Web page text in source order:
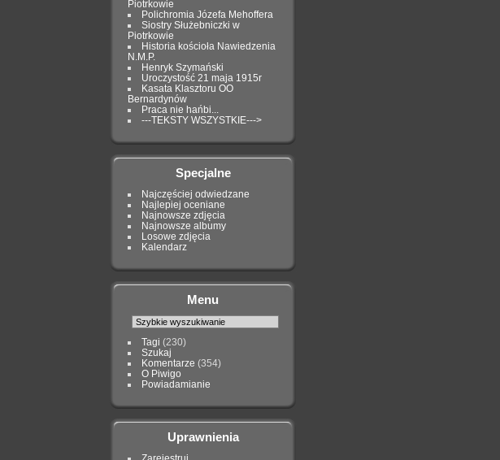
Piotrkowie
Polichromia Józefa Mehoffera
Siostry Służebniczki w
Piotrkowie
Historia kościoła Nawiedzenia
N.M.P.
Henryk Szymański
Uroczystość 21 maja 1915r
Kasata Klasztoru OO
Bernardynów
Praca nie hańbi...
---TEKSTY WSZYSTKIE--->
Specjalne
Najczęściej odwiedzane
Najlepiej oceniane
Najnowsze zdjęcia
Najnowsze albumy
Losowe zdjęcia
Kalendarz
Menu
Tagi (230)
Szukaj
Komentarze (354)
O Piwigo
Powiadamianie
Uprawnienia